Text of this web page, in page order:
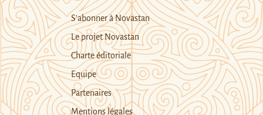
S’abonner à Novastan
Le projet Novastan
Charte éditoriale
Equipe
Partenaires
Mentions légales